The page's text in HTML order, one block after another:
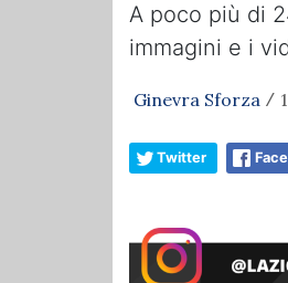
A poco più di
immagini e i
Ginevra Sforza /
Twitter